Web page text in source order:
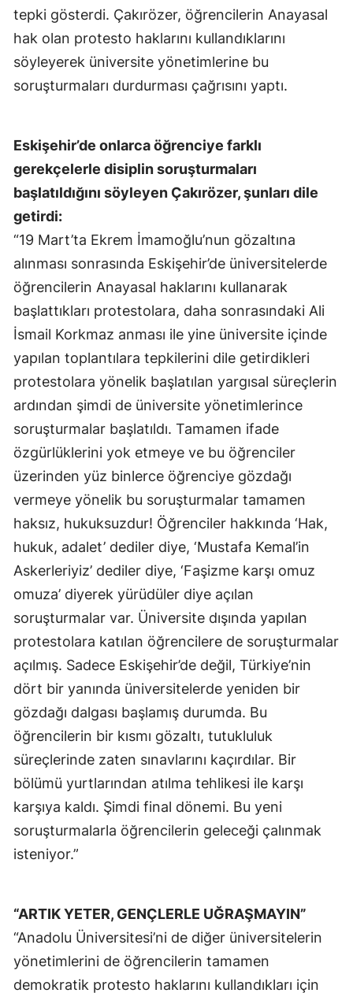
tepki gösterdi. Çakırözer, öğrencilerin Anayasal
hak olan protesto haklarını kullandıklarını
söyleyerek üniversite yönetimlerine bu
soruşturmaları durdurması çağrısını yaptı.
Eskişehir’de onlarca öğrenciye farklı
gerekçelerle disiplin soruşturmaları
başlatıldığını söyleyen Çakırözer, şunları dile
getirdi:
“19 Mart’ta Ekrem İmamoğlu’nun gözaltına
alınması sonrasında Eskişehir’de üniversitelerde
öğrencilerin Anayasal haklarını kullanarak
başlattıkları protestolara, daha sonrasındaki Ali
İsmail Korkmaz anması ile yine üniversite içinde
yapılan toplantılara tepkilerini dile getirdikleri
protestolara yönelik başlatılan yargısal süreçlerin
ardından şimdi de üniversite yönetimlerince
soruşturmalar başlatıldı. Tamamen ifade
özgürlüklerini yok etmeye ve bu öğrenciler
üzerinden yüz binlerce öğrenciye gözdağı
vermeye yönelik bu soruşturmalar tamamen
haksız, hukuksuzdur! Öğrenciler hakkında ‘Hak,
hukuk, adalet’ dediler diye, ‘Mustafa Kemal’in
Askerleriyiz’ dediler diye, ‘Faşizme karşı omuz
omuza’ diyerek yürüdüler diye açılan
soruşturmalar var. Üniversite dışında yapılan
protestolara katılan öğrencilere de soruşturmalar
açılmış. Sadece Eskişehir’de değil, Türkiye’nin
dört bir yanında üniversitelerde yeniden bir
gözdağı dalgası başlamış durumda. Bu
öğrencilerin bir kısmı gözaltı, tutukluluk
süreçlerinde zaten sınavlarını kaçırdılar. Bir
bölümü yurtlarından atılma tehlikesi ile karşı
karşıya kaldı. Şimdi final dönemi. Bu yeni
soruşturmalarla öğrencilerin geleceği çalınmak
isteniyor.”
“ARTIK YETER, GENÇLERLE UĞRAŞMAYIN”
“Anadolu Üniversitesi’ni de diğer üniversitelerin
yönetimlerini de öğrencilerin tamamen
demokratik protesto haklarını kullandıkları için